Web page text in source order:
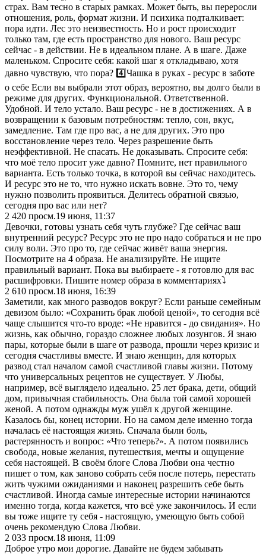
страх. Вам тесно в старых рамках. Может быть, вы переросли
отношения, роль, формат жизни. И психика подталкивает:
пора идти. Лес это неизвестность. Но и рост происходит
только там, где есть пространство для нового. Ваш ресурс
сейчас - в действии. Не в идеальном плане. А в шаге. Даже
маленьком. Спросите себя: какой шаг я откладываю, хотя
давно чувствую, что пора? 4️⃣Чашка в руках - ресурс в заботе
о себе Если вы выбрали этот образ, вероятно, вы долго были в
режиме для других. Функциональной. Ответственной.
Удобной. И тело устало. Ваш ресурс - не в достижениях. А в
возвращении к базовым потребностям: тепло, сон, вкус,
замедление. Там где про вас, а не для других. Это про
восстановление через тело. Через разрешение быть
неэффективной. Не спасать. Не доказывать. Спросите себя:
что моё тело просит уже давно? Помните, нет правильного
варианта. Есть только точка, в которой вы сейчас находитесь.
И ресурс это не то, что нужно искать вовне. Это то, чему
нужно позволить проявиться. Делитесь обратной связью,
сегодня про вас или нет?
2 420 просм.19 июня, 11:37
Девочки, готовы узнать себя чуть глубже? Где сейчас ваш
внутренний ресурс? Ресурс это не про надо собраться и не про
силу воли. Это про то, где сейчас живёт ваша энергия.
Посмотрите на 4 образа. Не анализируйте. Не ищите
правильный вариант. Пока вы выбираете - я готовлю для вас
расшифровки. Пишите номер образа в комментариях⤵️
2 610 просм.18 июня, 16:39
Заметили, как много разводов вокруг? Если раньше семейным
девизом было: «Сохранить брак любой ценой», то сегодня всё
чаще слышится что-то вроде: «Не нравится - до свидания». Но
жизнь, как обычно, гораздо сложнее любых лозунгов. Я знаю
пары, которые были в шаге от развода, прошли через кризис и
сегодня счастливы вместе. И знаю женщин, для которых
развод стал началом самой счастливой главы жизни. Потому
что универсальных рецептов не существует. У Любы,
например, всё выглядело идеально. 25 лет брака, дети, общий
дом, привычная стабильность. Она была той самой хорошей
женой. А потом однажды муж ушёл к другой женщине.
Казалось бы, конец истории. Но на самом деле именно тогда
началась её настоящая жизнь. Сначала были боль,
растерянность и вопрос: «Что теперь?». А потом появились
свобода, новые желания, путешествия, мечты и ощущение
себя настоящей. В своём блоге Слова Любви она честно
пишет о том, как заново собрать себя после потерь, перестать
жить чужими ожиданиями и наконец разрешить себе быть
счастливой. Иногда самые интересные истории начинаются
именно тогда, когда кажется, что всё уже закончилось. И если
вы тоже ищите ту себя - настоящую, умеющую быть собой
очень рекомендую Слова Любви.
2 033 просм.18 июня, 11:09
Доброе утро мои дорогие. Давайте не будем забывать